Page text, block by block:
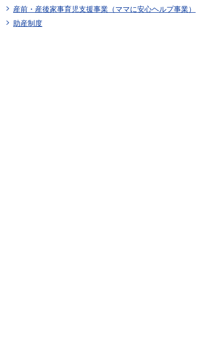
産前・産後家事育児支援事業（ママに安心ヘルプ事業）
助産制度